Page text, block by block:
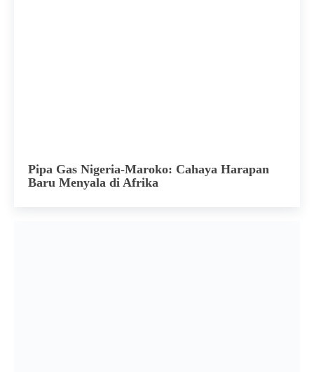
Pipa Gas Nigeria-Maroko: Cahaya Harapan
Baru Menyala di Afrika